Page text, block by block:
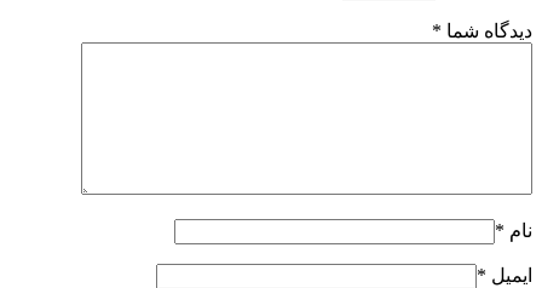
دیدگاه شما *
نام *
ایمیل *